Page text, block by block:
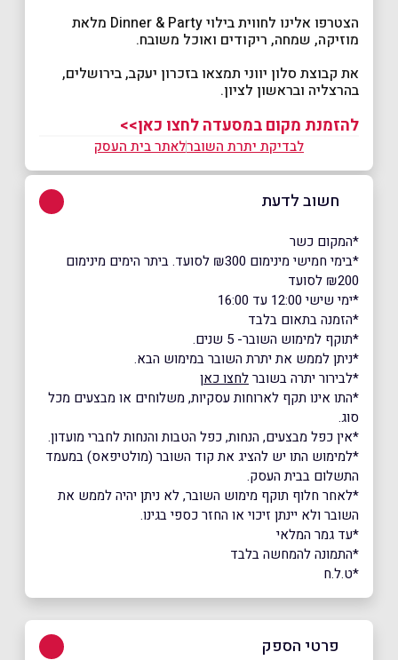
הצטרפו אלינו לחווית בילוי Dinner & Party מלאת
מוזיקה, שמחה, ריקודים ואוכל משובח.
את קבוצת סלון יווני תמצאו בזכרון יעקב, בירושלים,
בהרצליה ובראשון לציון.
להזמנת מקום במסעדה לחצו כאן>>
לבדיקת יתרת השוברלאתר בית העסק
חשוב לדעת
*המקום כשר
*בימי חמישי מינימום ₪300 לסועד. ביתר הימים מינימום
₪200 לסועד
*ימי שישי 12:00 עד 16:00
*הזמנה בתאום בלבד
*תוקף למימוש השובר- 5 שנים.
*ניתן לממש את יתרת השובר במימוש הבא.
*לבירור יתרה בשוברלחצו כאן
*התו אינו תקף לארוחות עסקיות, משלוחים או מבצעים מכל
סוג.
*אין כפל מבצעים, הנחות, כפל הטבות והנחות לחברי מועדון.
*למימוש התו יש להציג את קוד השובר (מולטיפאס) במעמד
התשלום בבית העסק.
*לאחר חלוף תוקף מימוש השובר, לא ניתן יהיה לממש את
השובר ולא יינתן זיכוי או החזר כספי בגינו.
*עד גמר המלאי
*התמונה להמחשה בלבד
*ט.ל.ח
פרטי הספק